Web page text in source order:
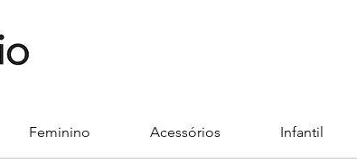
Feminino Acessórios Infantil